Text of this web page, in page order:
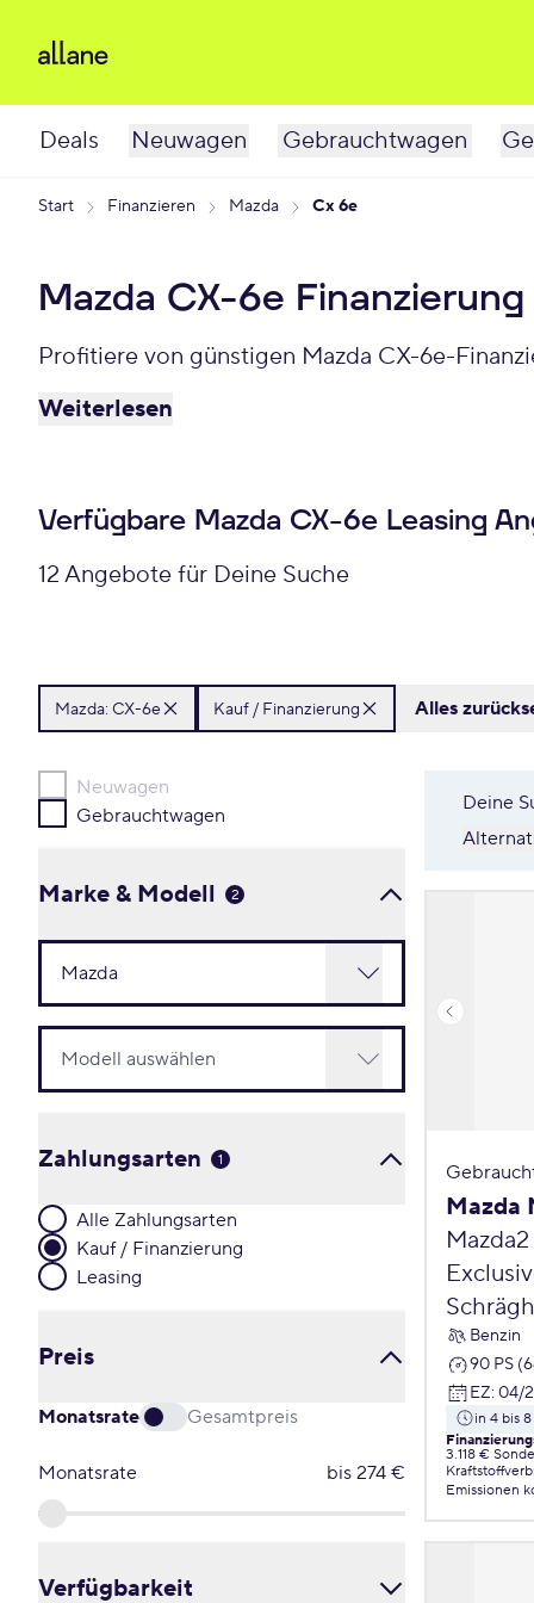
Deals Neuwagen Gebrauchtwagen
Start Finanzieren Mazda Cx 6e
Mazda CX-6e
Profitiere von günstigen Mazda CX-6e-
Weiterlesen
Verfügbare Mazda CX-6e Leasing
12 Angebote für Deine Suche
Mazda: CX-6e Kauf / Finanzierung Alles
Neuwagen
Gebrauchtwagen
Marke & Modell 2
Zahlungsarten 1
Alle Zahlungsarten
Kauf / Finanzierung
Leasing
Preis
Monatsrate Gesamtpreis
Monatsrate bis 274 €
Verfügbarkeit
Deine
Mazda
Benzin
90 PS
EZ: 04/
in 4 bis
3.118 €
Emissionen